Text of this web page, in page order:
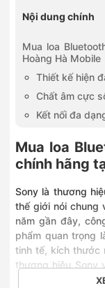
Nội dung chính
Mua loa
Hoàng Hà Mobile
Thiết kế hiện
Chất âm cực
Kết nối đa
Mua loa
chính hãng
Sony là thương
thế giới nói chung
năm gần đây,
phẩm quan trọng
tinh tế, kích thước
thương hiệu Sony
đó, chiếc loa